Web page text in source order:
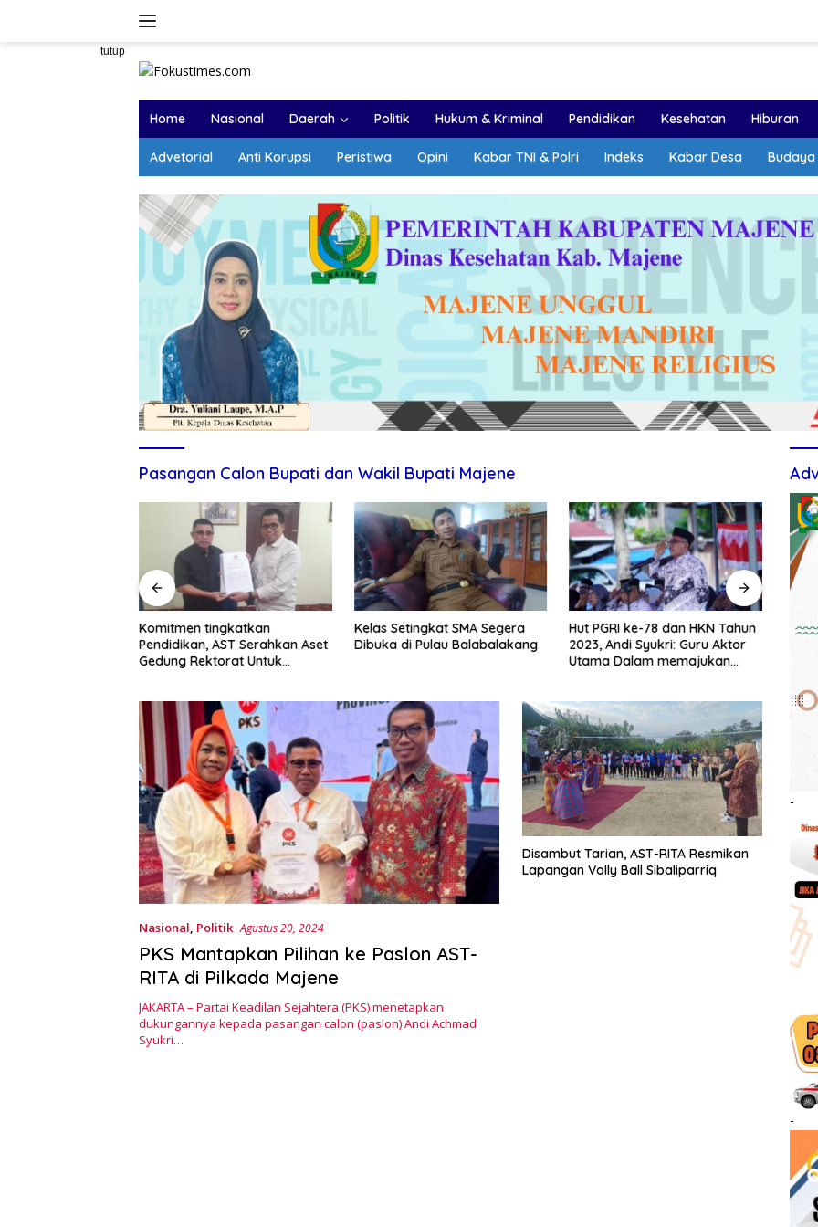
tutup
Home Nasional Daerah Politik Hukum & Kriminal Pendidikan Kesehatan Hiburan
Advetorial Anti Korupsi Peristiwa Opini Kabar TNI & Polri Indeks Kabar Desa Budaya
Pasangan Calon Bupati dan Wakil Bupati Majene
Komitmen tingkatkan
Pendidikan, AST Serahkan Aset
Gedung Rektorat Untuk
Kelas Setingkat SMA Segera
Dibuka di Pulau Balabalakang
Hut PGRI ke-78 dan HKN Tahun
2023, Andi Syukri: Guru Aktor
Utama Dalam memajukan
Nasional, Politik Agustus 20, 2024
PKS Mantapkan Pilihan ke Paslon AST-
RITA di Pilkada Majene
JAKARTA – Partai Keadilan Sejahtera (PKS) menetapkan
dukungannya kepada pasangan calon (paslon) Andi Achmad
Syukri…
Disambut Tarian, AST-RITA Resmikan
Lapangan Volly Ball Sibaliparriq
-
-